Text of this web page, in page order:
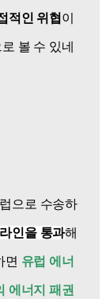
적인 위협 이
볼 수 있네
으로 수송하
인을 통과해
면 유럽 에너
에너지 패권